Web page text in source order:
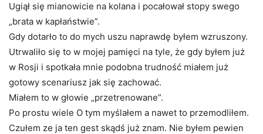
Ugiął się mianowicie na kolana i pocałował stopy swego
„brata w kapłaństwie”.
Gdy dotarło to do mych uszu naprawdę byłem wzruszony.
Utrwaliło się to w mojej pamięci na tyle, że gdy byłem już
w Rosji i spotkała mnie podobna trudność miałem już
gotowy scenariusz jak się zachować.
Miałem to w głowie „przetrenowane”.
Po prostu wiele O tym myślałem a nawet to przemodliłem.
Czułem ze ja ten gest skądś już znam. Nie byłem pewien